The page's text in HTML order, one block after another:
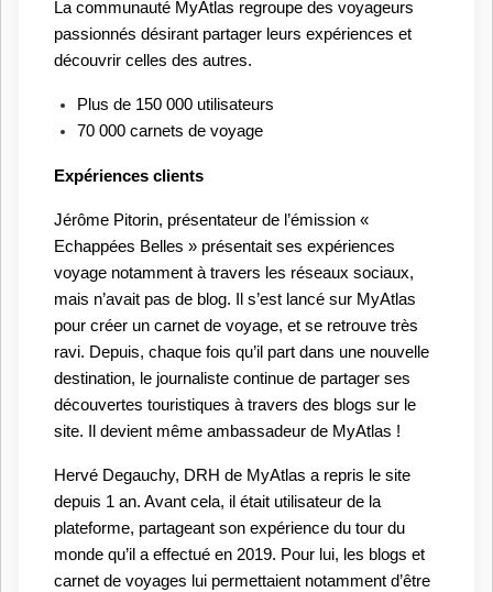
La communauté MyAtlas regroupe des voyageurs
passionnés désirant partager leurs expériences et
découvrir celles des autres.
Plus de 150 000 utilisateurs
70 000 carnets de voyage
Expériences clients
Jérôme Pitorin, présentateur de l’émission «
Echappées Belles » présentait ses expériences
voyage notamment à travers les réseaux sociaux,
mais n’avait pas de blog. Il s’est lancé sur MyAtlas
pour créer un carnet de voyage, et se retrouve très
ravi. Depuis, chaque fois qu’il part dans une nouvelle
destination, le journaliste continue de partager ses
découvertes touristiques à travers des blogs sur le
site. Il devient même ambassadeur de MyAtlas !
Hervé Degauchy, DRH de MyAtlas a repris le site
depuis 1 an. Avant cela, il était utilisateur de la
plateforme, partageant son expérience du tour du
monde qu’il a effectué en 2019. Pour lui, les blogs et
carnet de voyages lui permettaient notamment d’être